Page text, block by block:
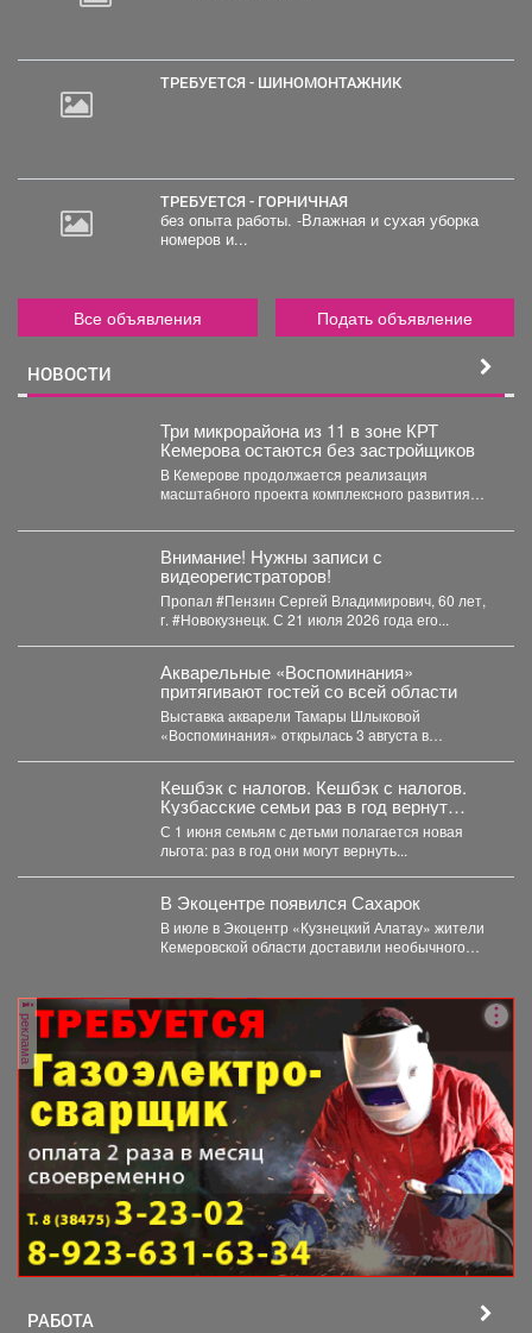
ТРЕБУЕТСЯ - ШИНОМОНТАЖНИК
ТРЕБУЕТСЯ - ГОРНИЧНАЯ
без опыта работы. -Влажная и сухая уборка
номеров и...
Все объявления Подать объявление
НОВОСТИ
Три микрорайона из 11 в зоне КРТ
Кемерова остаются без застройщиков
В Кемерове продолжается реализация
масштабного проекта комплексного развития
Внимание! Нужны записи с
видеорегистраторов!
Пропал #Пензин Сергей Владимирович, 60 лет,
г. #Новокузнецк. С 21 июля 2026 года его...
Акварельные «Воспоминания»
притягивают гостей со всей области
Выставка акварели Тамары Шлыковой
«Воспоминания» открылась 3 августа в
Кешбэк с налогов. Кешбэк с налогов.
Кузбасские семьи раз в год вернут
часть уплаченных денег
С 1 июня семьям с детьми полагается новая
льгота: раз в год они могут вернуть...
В Экоцентре появился Сахарок
В июле в Экоцентр «Кузнецкий Алатау» жители
Кемеровской области доставили необычного
реклама
РАБОТА